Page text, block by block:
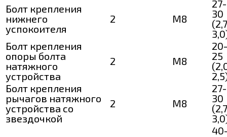
Болт крепления
нижнего
успокоителя
2 M8
27-
30
Болт крепления
опоры болта
натяжного
устройства
2 M8
20-
25
Болт крепления
рычагов натяжного
устройства со
звездочкой
2 М8
27-
30